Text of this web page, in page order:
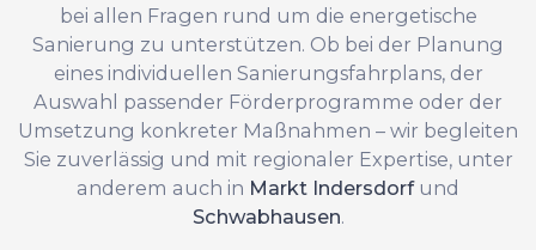
bei allen Fragen rund um die energetische
Sanierung zu unterstützen. Ob bei der Planung
eines individuellen Sanierungsfahrplans, der
Auswahl passender Förderprogramme oder der
Umsetzung konkreter Maßnahmen – wir begleiten
Sie zuverlässig und mit regionaler Expertise, unter
anderem auch in Markt Indersdorfund
Schwabhausen.